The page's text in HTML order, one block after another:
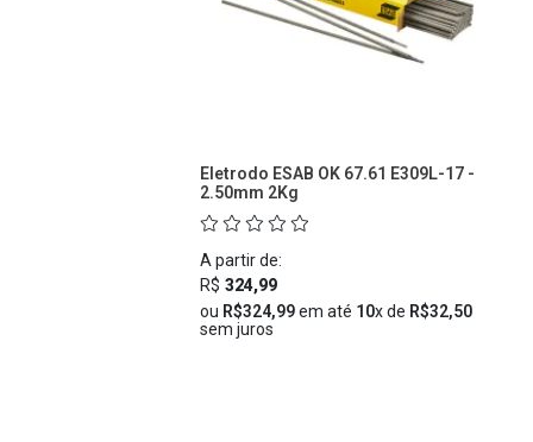
Eletrodo ESAB OK 67.61 E309L-17 -
2.50mm 2Kg
A partir de:
R$ 324,99
ou R$324,99em até 10x de R$32,50
sem juros